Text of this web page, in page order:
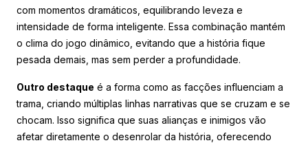
com momentos dramáticos, equilibrando leveza e
intensidade de forma inteligente. Essa combinação mantém
o clima do jogo dinâmico, evitando que a história fique
pesada demais, mas sem perder a profundidade.
Outro destaque é a forma como as facções influenciam a
trama, criando múltiplas linhas narrativas que se cruzam e se
chocam. Isso significa que suas alianças e inimigos vão
afetar diretamente o desenrolar da história, oferecendo